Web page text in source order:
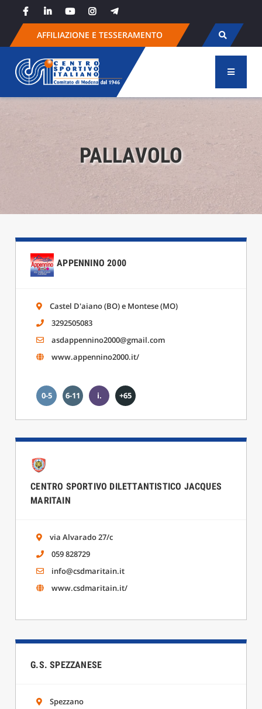
content
AFFILIAZIONE E TESSERAMENTO
PALLAVOLO
APPENNINO 2000
Castel D'aiano (BO) e Montese (MO)
3292505083
asdappennino2000@gmail.com
www.appennino2000.it/
0-5 6-11 i. +65
CENTRO SPORTIVO DILETTANTISTICO JACQUES
MARITAIN
via Alvarado 27/c
059 828729
info@csdmaritain.it
www.csdmaritain.it/
G.S. SPEZZANESE
Spezzano